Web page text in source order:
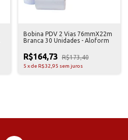
Bobina PDV 2 Vias 76mmX22m
Branca 30 Unidades - Aloform
R$164,73 R$173,40
5 xde R$32,95 sem juros